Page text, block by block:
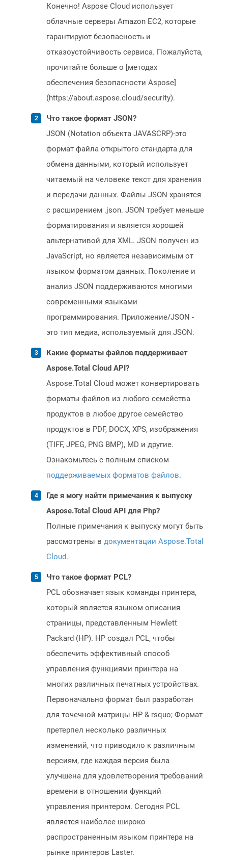
Конечно! Aspose Cloud использует
облачные серверы Amazon EC2, которые
гарантируют безопасность и
отказоустойчивость сервиса. Пожалуйста,
прочитайте больше о [методах
обеспечения безопасности Aspose]
(https://about.aspose.cloud/security).
Что такое формат JSON?
JSON (Notation объекта JAVASCRP)-это
формат файла открытого стандарта для
обмена данными, который использует
читаемый на человеке текст для хранения
и передачи данных. Файлы JSON хранятся
с расширением .json. JSON требует меньше
форматирования и является хорошей
альтернативой для XML. JSON получен из
JavaScript, но является независимым от
языком форматом данных. Поколение и
анализ JSON поддерживаются многими
современными языками
программирования. Приложение/JSON -
это тип медиа, используемый для JSON.
Какие форматы файлов поддерживает
Aspose.Total Cloud API?
Aspose.Total Cloud может конвертировать
форматы файлов из любого семейства
продуктов в любое другое семейство
продуктов в PDF, DOCX, XPS, изображения
(TIFF, JPEG, PNG BMP), MD и другие.
Ознакомьтесь с полным списком
поддерживаемых форматов файлов.
Где я могу найти примечания к выпуску
Aspose.Total Cloud API для Php?
Полные примечания к выпуску могут быть
рассмотрены в документации Aspose.Total
Cloud.
Что такое формат PCL?
PCL обозначает язык команды принтера,
который является языком описания
страницы, представленным Hewlett
Packard (HP). HP создал PCL, чтобы
обеспечить эффективный способ
управления функциями принтера на
многих различных печатных устройствах.
Первоначально формат был разработан
для точечной матрицы HP & rsquo; Формат
претерпел несколько различных
изменений, что приводило к различным
версиям, где каждая версия была
улучшена для удовлетворения требований
времени в отношении функций
управления принтером. Сегодня PCL
является наиболее широко
распространенным языком принтера на
рынке принтеров Laster.